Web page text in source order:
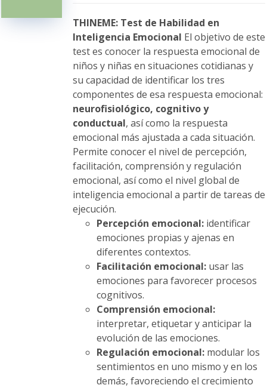
THINEME: Test de Habilidad en
Inteligencia Emocional El objetivo de este
test es conocer la respuesta emocional de
niños y niñas en situaciones cotidianas y
su capacidad de identificar los tres
componentes de esa respuesta emocional:
neurofisiológico, cognitivo y
conductual, así como la respuesta
emocional más ajustada a cada situación.
Permite conocer el nivel de percepción,
facilitación, comprensión y regulación
emocional, así como el nivel global de
inteligencia emocional a partir de tareas de
ejecución.
Percepción emocional:identificar
emociones propias y ajenas en
diferentes contextos.
Facilitación emocional:usar las
emociones para favorecer procesos
cognitivos.
Comprensión emocional:
interpretar, etiquetar y anticipar la
evolución de las emociones.
Regulación emocional:modular los
sentimientos en uno mismo y en los
demás, favoreciendo el crecimiento